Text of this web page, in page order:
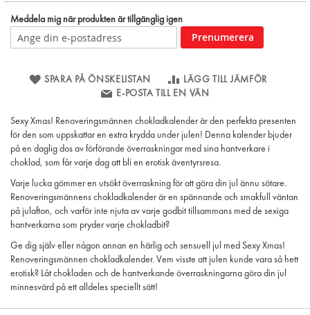
Meddela mig när produkten är tillgänglig igen
Prenumerera
SPARA PÅ ÖNSKELISTAN
LÄGG TILL JÄMFÖR
E-POSTA TILL EN VÄN
Sexy Xmas! Renoveringsmännen chokladkalender är den perfekta presenten
för den som uppskattar en extra krydda under julen! Denna kalender bjuder
på en daglig dos av förförande överraskningar med sina hantverkare i
choklad, som får varje dag att bli en erotisk äventyrsresa.
Varje lucka gömmer en utsökt överraskning för att göra din jul ännu sötare.
Renoveringsmännens chokladkalender är en spännande och smakfull väntan
på julafton, och varför inte njuta av varje godbit tillsammans med de sexiga
hantverkarna som pryder varje chokladbit?
Ge dig själv eller någon annan en härlig och sensuell jul med Sexy Xmas!
Renoveringsmännen chokladkalender. Vem visste att julen kunde vara så hett
erotisk? Låt chokladen och de hantverkande överraskningarna göra din jul
minnesvärd på ett alldeles speciellt sätt!